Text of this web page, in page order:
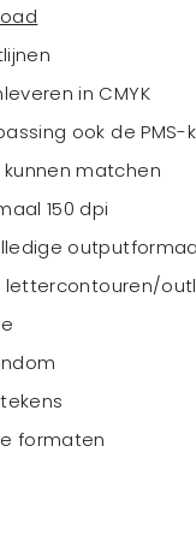
in CMYK
ook de PMS-
matchen
150 dpi
lettercontouren/
formaten